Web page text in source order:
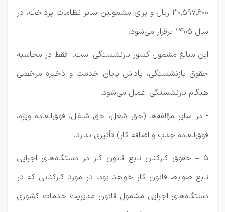
۳۰,۵۹۷,۶۰۰ ریال و برای مشمولین سایر نظامات پرداخت، در
سال ۱۴۰5 برقرار می‌شود.
این مبالغ مشمول کسور بازنشستگی است.- فقط در محاسبه
حقوق بازنشستگی، پاداش پایان خدمت و ذخیره مرخصی
هنگام بازنشستگی اعمال می‌شود.
- در سایر مؤلفه‌ها (حق شغل، حق شاغل، فوق‌العاده ویژه،
فوق‌العاده جذب و اضافه کار) تأثیری ندارد.
۵ – حقوق کارکنان تابع قانون کار در دستگاه‌های اجرایی
تابع ضوابط قانون کار خواهد بود. در مورد کارکنانی که در
دستگاه‌های اجرایی مشمول قانون مدیریت خدمات کشوری